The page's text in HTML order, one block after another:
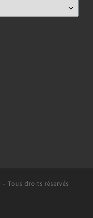
– Tous droits réservés